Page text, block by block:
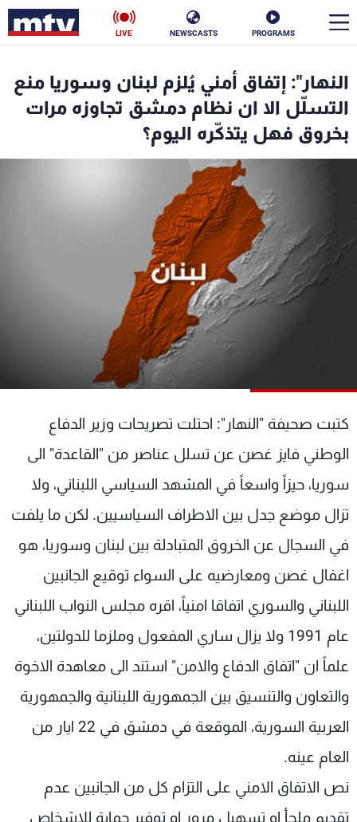
PROGRAMS
NEWSCASTS
LIVE
النهار": إتفاق أمني يُلزم لبنان وسوريا منع
التسلّل الا ان نظام دمشق تجاوزه مرات
بخروق فهل يتذكّره اليوم؟
كتبت صحيفة "النهار": احتلت تصريحات وزير الدفاع
الوطني فايز غصن عن تسلل عناصر من "القاعدة" الى
سوريا، حيزاً واسعاً في المشهد السياسي اللبناني، ولا
تزال موضع جدل بين الاطراف السياسيين. لكن ما يلفت
في السجال عن الخروق المتبادلة بين لبنان وسوريا، هو
اغفال غصن ومعارضيه على السواء توقيع الجانبين
اللبناني والسوري اتفاقا امنياً، اقره مجلس النواب اللبناني
عام 1991 ولا يزال ساري المفعول وملزما للدولتين،
علماً ان "اتفاق الدفاع والامن" استند الى معاهدة الاخوة
والتعاون والتنسيق بين الجمهورية اللبنانية والجمهورية
العربية السورية، الموقعة في دمشق في 22 ايار من
العام عينه.
نص الاتفاق الامني على التزام كل من الجانبين عدم
تقديم ملجأ او تسهيل مرور او توفير حماية للاشخاص
الأخبار
سياسة ناس
رياضة
كأس العالم
الترددات
عن MTV
الإنـتـاج
لاعلاناتكم
وظائف
تواصل معنا
شروط الإسـتخدام